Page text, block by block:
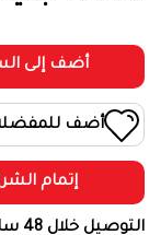
أضف إلى
أضف
إتمام
التوصيل خلال 48 ساعة